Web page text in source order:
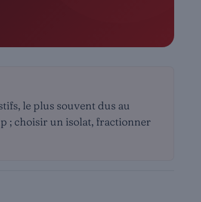
le plus souvent dus au
; choisir un isolat, fractionner